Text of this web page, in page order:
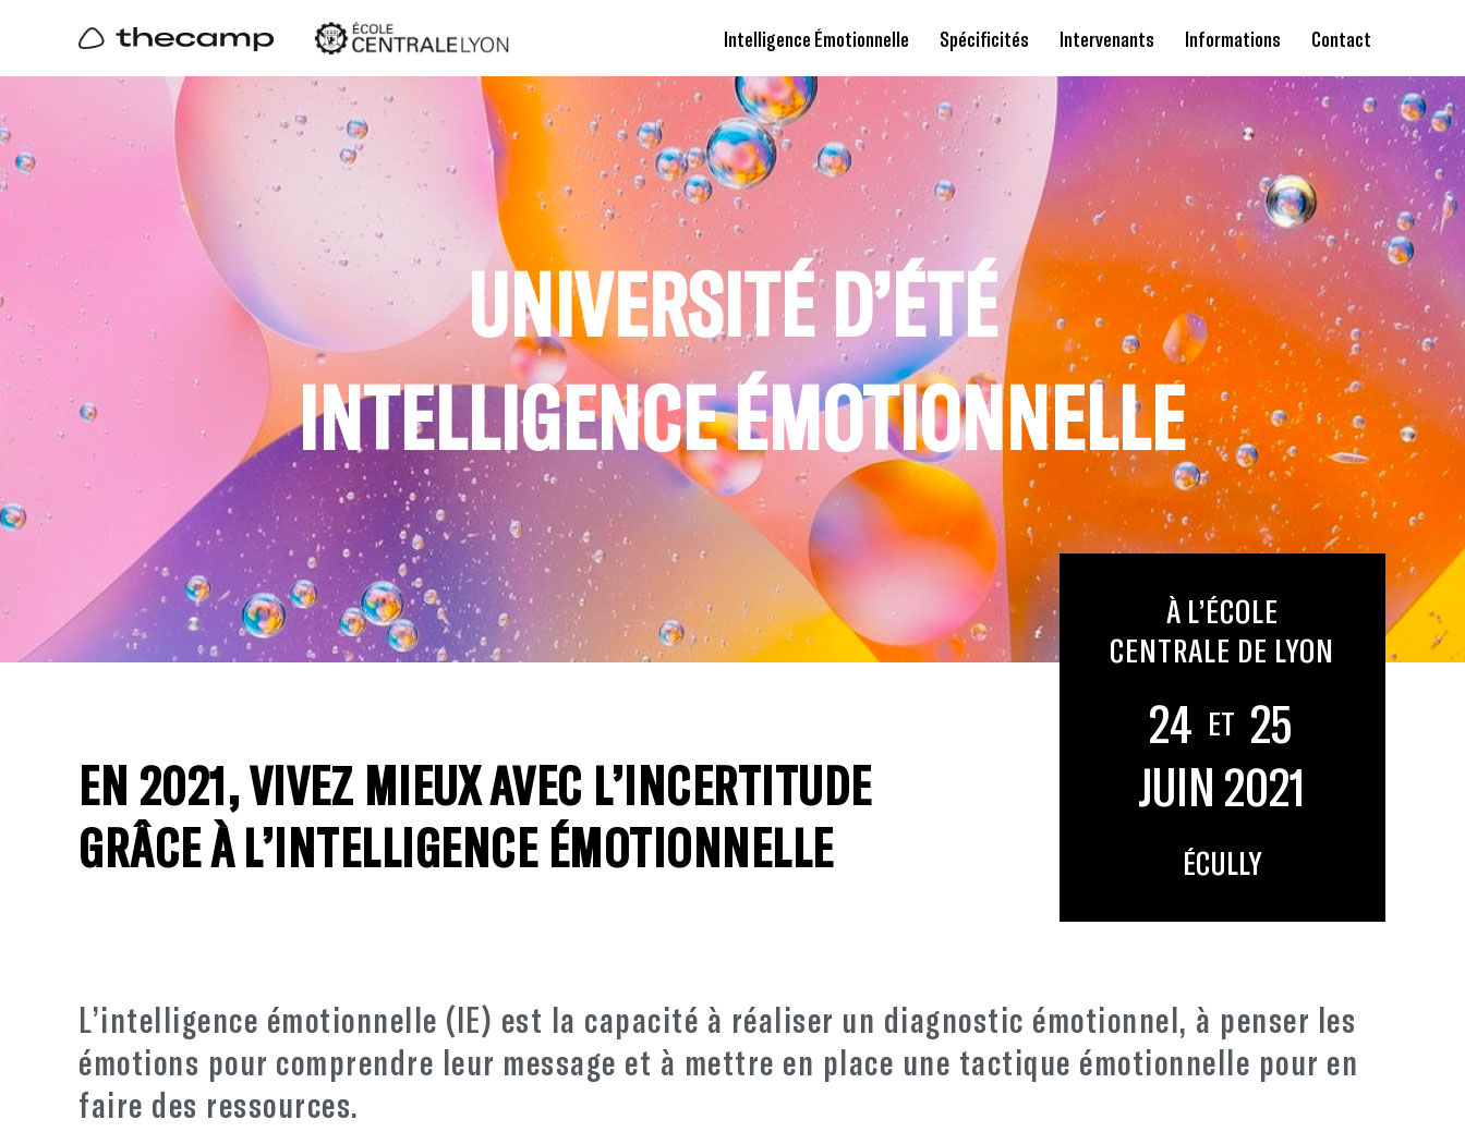
Intelligence Émotionnelle Spécificités Intervenants Informations Contact
UNIVERSITÉ D’ÉTÉ
INTELLIGENCE ÉMOTIONNELLE
EN 2021, VIVEZ MIEUX AVEC L’INCERTITUDE
GRÂCE À L’INTELLIGENCE ÉMOTIONNELLE
À L’ÉCOLE
CENTRALE DE LYON
24 ET 25
JUIN 2021
ÉCULLY
L’intelligence émotionnelle (IE) est la capacité à réaliser un diagnostic émotionnel, à penser les
émotions pour comprendre leur message et à mettre en place une tactique émotionnelle pour en
faire des ressources.